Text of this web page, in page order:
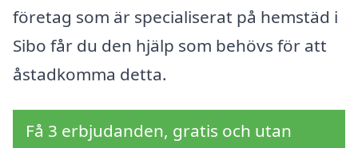
företag som är specialiserat på hemstäd i
Sibo får du den hjälp som behövs för att
åstadkomma detta.
Få 3 erbjudanden, gratis och utan